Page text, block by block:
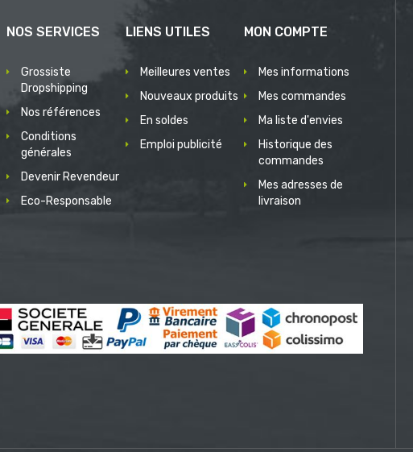
NOS SERVICES
Grossiste
Dropshipping
Nos références
Conditions
générales
Devenir Revendeur
Eco-Responsable
LIENS UTILES
Meilleures ventes
Nouveaux produits
En soldes
Emploi publicité
MON COMPTE
Mes informations
Mes commandes
Ma liste d'envies
Historique des
commandes
Mes adresses de
livraison